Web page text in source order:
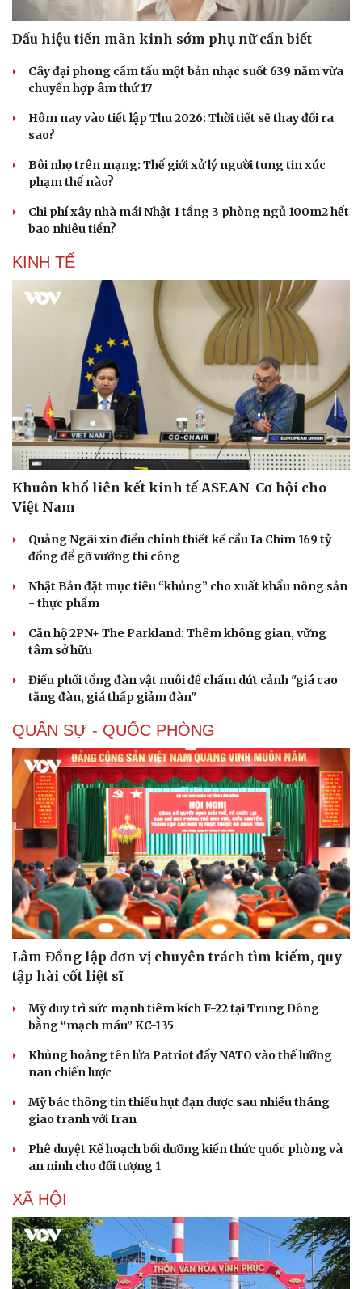
Vì cộng đồng
Trải nghiệm
Chuyển đổi số
Sức khỏe
Cây thuốc
Sản phụ khoa
Nhi khoa
Nam khoa
Phòng mạch online
Ăn sạch sống khỏe
Blog
Dấu hiệu tiền mãn kinh sớm phụ nữ cần biết
Cây đại phong cầm tấu một bản nhạc suốt 639 năm vừa
chuyển hợp âm thứ 17
Hôm nay vào tiết lập Thu 2026: Thời tiết sẽ thay đổi ra
sao?
Bôi nhọ trên mạng: Thế giới xử lý người tung tin xúc
phạm thế nào?
Chi phí xây nhà mái Nhật 1 tầng 3 phòng ngủ 100m2 hết
bao nhiêu tiền?
KINH TẾ
Khuôn khổ liên kết kinh tế ASEAN-Cơ hội cho
Việt Nam
Quảng Ngãi xin điều chỉnh thiết kế cầu Ia Chim 169 tỷ
đồng để gỡ vướng thi công
Nhật Bản đặt mục tiêu “khủng” cho xuất khẩu nông sản
- thực phẩm
Căn hộ 2PN+ The Parkland: Thêm không gian, vững
tâm sở hữu
Điều phối tổng đàn vật nuôi để chấm dứt cảnh "giá cao
tăng đàn, giá thấp giảm đàn"
QUÂN SỰ - QUỐC PHÒNG
Lâm Đồng lập đơn vị chuyên trách tìm kiếm, quy
tập hài cốt liệt sĩ
Mỹ duy trì sức mạnh tiêm kích F-22 tại Trung Đông
bằng “mạch máu” KC-135
Khủng hoảng tên lửa Patriot đẩy NATO vào thế lưỡng
nan chiến lược
Mỹ bác thông tin thiếu hụt đạn dược sau nhiều tháng
giao tranh với Iran
Phê duyệt Kế hoạch bồi dưỡng kiến thức quốc phòng và
an ninh cho đối tượng 1
XÃ HỘI